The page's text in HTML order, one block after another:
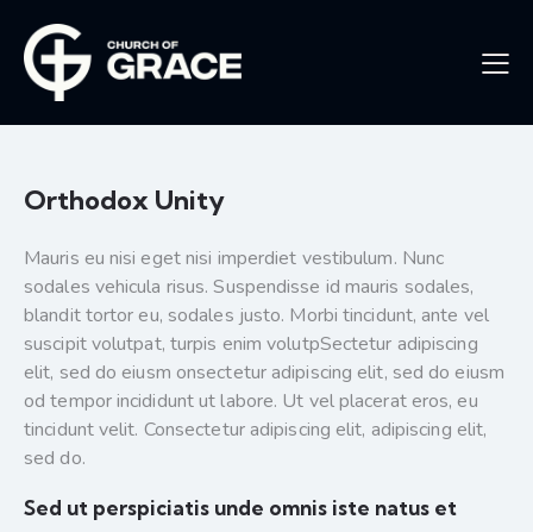
Orthodox Unity
Mauris eu nisi eget nisi imperdiet vestibulum. Nunc
sodales vehicula risus. Suspendisse id mauris sodales,
blandit tortor eu, sodales justo. Morbi tincidunt, ante vel
suscipit volutpat, turpis enim volutpSectetur adipiscing
elit, sed do eiusm onsectetur adipiscing elit, sed do eiusm
od tempor incididunt ut labore. Ut vel placerat eros, eu
tincidunt velit. Consectetur adipiscing elit, adipiscing elit,
sed do.
Sed ut perspiciatis unde omnis iste natus et